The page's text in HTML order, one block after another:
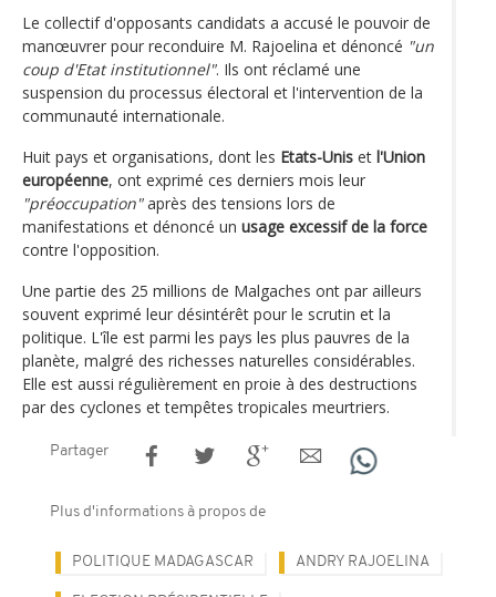
Le collectif d'opposants candidats a accusé le pouvoir de
manœuvrer pour reconduire M. Rajoelina et dénoncé "un
coup d'Etat institutionnel". Ils ont réclamé une
suspension du processus électoral et l'intervention de la
communauté internationale.
Huit pays et organisations, dont les Etats-Unis et l'Union
européenne, ont exprimé ces derniers mois leur
"préoccupation"après des tensions lors de
manifestations et dénoncé un usage excessif de la force
contre l'opposition.
Une partie des 25 millions de Malgaches ont par ailleurs
souvent exprimé leur désintérêt pour le scrutin et la
politique. L'île est parmi les pays les plus pauvres de la
planète, malgré des richesses naturelles considérables.
Elle est aussi régulièrement en proie à des destructions
par des cyclones et tempêtes tropicales meurtriers.
Partager
Plus d'informations à propos de
POLITIQUE MADAGASCAR ANDRY RAJOELINA